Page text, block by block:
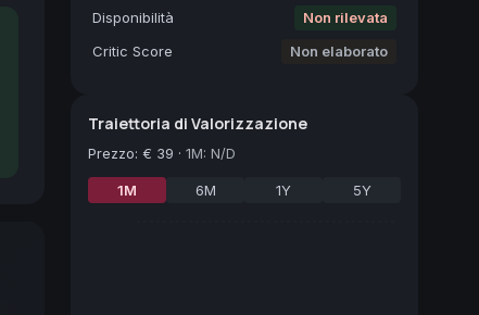
Disponibilità
Non rilevata
Critic Score
Non elaborato
Traiettoria di Valorizzazione
Prezzo: € 39 · 1M: N/D
1M 6M 1Y 5Y